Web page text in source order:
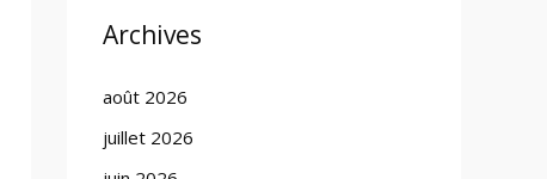
Archives
août 2026
juillet 2026